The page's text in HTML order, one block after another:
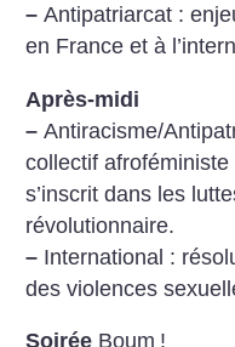
– Antipatriarcat :
en France et à
Après-midi
– Antiracisme/
collectif
s’inscrit dans les
révolutionnaire.
– International :
des violences
Soirée Boum !